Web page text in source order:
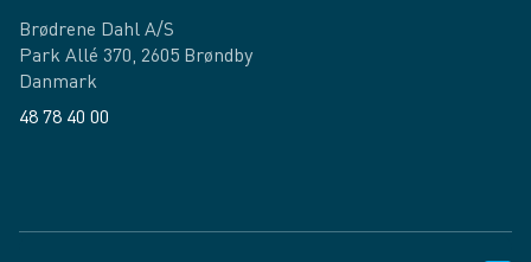
Brødrene Dahl A/S
Park Allé 370, 2605 Brøndby
Danmark
48 78 40 00